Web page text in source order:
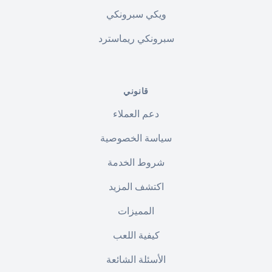
ويكي سبرونكي
سبرونكي ريماسترد
قانوني
دعم العملاء
سياسة الخصوصية
شروط الخدمة
اكتشف المزيد
المميزات
كيفية اللعب
الأسئلة الشائعة